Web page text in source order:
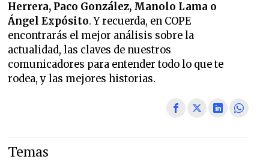
Herrera, Paco González, Manolo Lama o
Ángel Expósito. Y recuerda, en COPE
encontrarás el mejor análisis sobre la
actualidad, las claves de nuestros
comunicadores para entender todo lo que te
rodea, y las mejores historias.
Temas